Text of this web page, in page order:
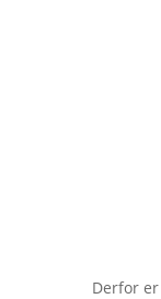
Derfor